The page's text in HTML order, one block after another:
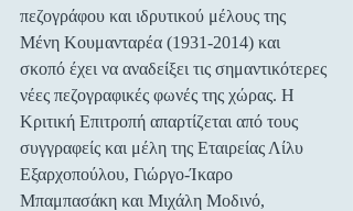
πεζογράφου και ιδρυτικού μέλους της
Μένη Κουμανταρέα (1931-2014) και
σκοπό έχει να αναδείξει τις σημαντικότερες
νέες πεζογραφικές φωνές της χώρας. Η
Κριτική Επιτροπή απαρτίζεται από τους
συγγραφείς και μέλη της Εταιρείας Λίλυ
Εξαρχοπούλου, Γιώργο-Ίκαρο
Μπαμπασάκη και Μιχάλη Μοδινό,